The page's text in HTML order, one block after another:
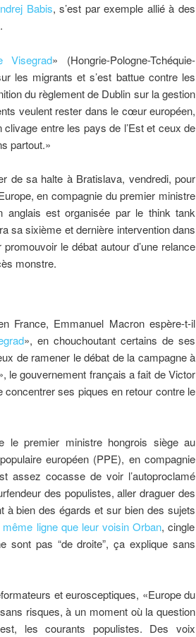
Babis, s’est par exemple allié à des
Visegrad» (Hongrie-Pologne-Tchéquie-
les migrants et s’est battue contre les
du règlement de Dublin sur la gestion
veulent rester dans le cœur européen,
clivage entre les pays de l’Est et ceux de
partout.»
de sa halte à Bratislava, vendredi, pour
en compagnie du premier ministre
anglais est organisée par le think tank
sa sixième et dernière intervention dans
le débat autour d’une relance
monstre.
France, Emmanuel Macron espère-t-il
», en chouchoutant certains de ses
de ramener le débat de la campagne à
le gouvernement français a fait de Victor
ses piques en retour contre le
le premier ministre hongrois siège au
européen (PPE), en compagnie
assez cocasse de voir l’autoproclamé
des populistes, aller draguer des
à bien des égards et sur bien des sujets
ligne que leur voisin Orban, cingle
sont pas “de droite”, ça explique sans
et eurosceptiques, «Europe du
risques, à un moment où la question
les courants populistes. Des voix